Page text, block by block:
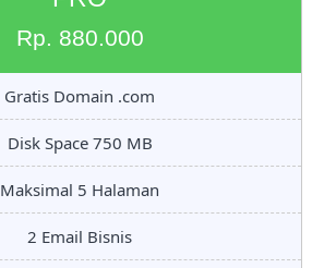
Rp. 880.000
Gratis Domain .com
Disk Space 750 MB
Maksimal 5 Halaman
2 Email Bisnis